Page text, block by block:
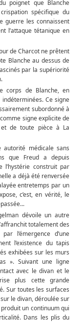
poignet que Blanche
spécifique du
guerre les connaissent
l’attaque tétanique en
de Charcot ne prêtent
Blanche au dessus de
par la supériorité
corps de Blanche, en
Ce signe
subordonné à
signe explicite de
de toute pièce à La
médicale sans
que Freud a depuis
l’hystérie construit par
a déjà été renversée
entretemps par un
c’est, en vérité, le
dévoile un autre
totalement des
l’émergence d’une
l’existence du tapis
exhibées sur les murs
». Suivant une ligne
avec le divan et le
plus cette grande
Sur toutes les surfaces
le divan, déroulée sur
un continuum qui
Dans les plis du